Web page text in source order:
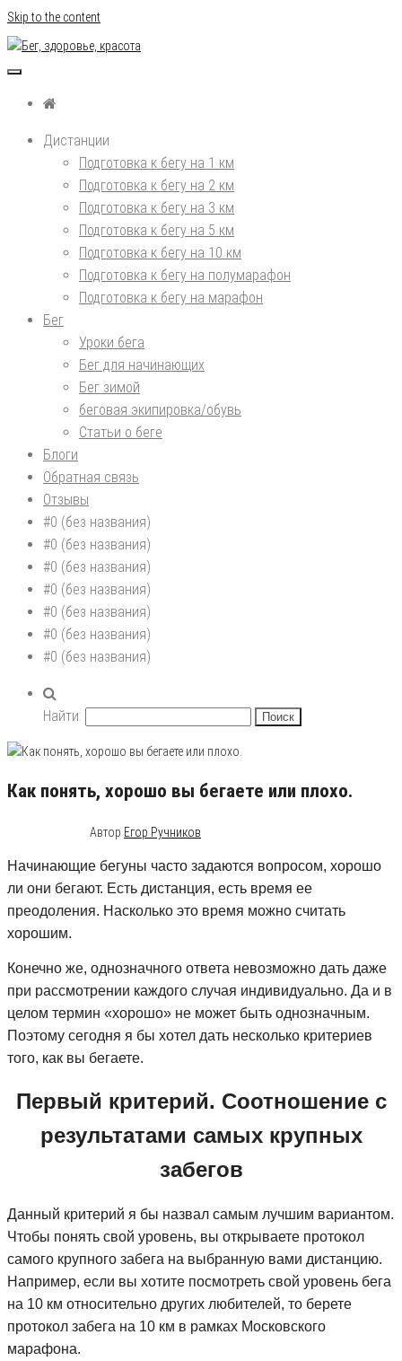
Skip to the content
Дистанции
Подготовка к бегу на 1 км
Подготовка к бегу на 2 км
Подготовка к бегу на 3 км
Подготовка к бегу на 5 км
Подготовка к бегу на 10 км
Подготовка к бегу на полумарафон
Подготовка к бегу на марафон
Бег
Уроки бега
Бег для начинающих
Бег зимой
беговая экипировка/обувь
Статьи о беге
Блоги
Обратная связь
Отзывы
#0 (без названия)
#0 (без названия)
#0 (без названия)
#0 (без названия)
#0 (без названия)
#0 (без названия)
#0 (без названия)
Найти:
Как понять, хорошо вы бегаете или плохо.
Автор Егор Ручников
Начинающие бегуны часто задаются вопросом, хорошо
ли они бегают. Есть дистанция, есть время ее
преодоления. Насколько это время можно считать
хорошим.
Конечно же, однозначного ответа невозможно дать даже
при рассмотрении каждого случая индивидуально. Да и в
целом термин «хорошо» не может быть однозначным.
Поэтому сегодня я бы хотел дать несколько критериев
того, как вы бегаете.
Первый критерий. Соотношение с
результатами самых крупных
забегов
Данный критерий я бы назвал самым лучшим вариантом.
Чтобы понять свой уровень, вы открываете протокол
самого крупного забега на выбранную вами дистанцию.
Например, если вы хотите посмотреть свой уровень бега
на 10 км относительно других любителей, то берете
протокол забега на 10 км в рамках Московского
марафона.